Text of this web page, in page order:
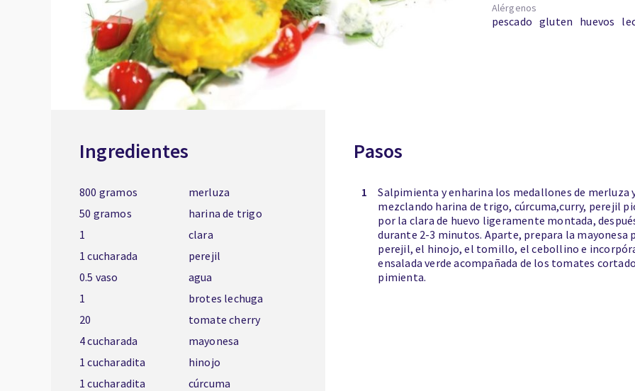
Alérgenos
pescado gluten huevos
Ingredientes
800 gramos
merluza
50 gramos
harina de trigo
1
clara
1 cucharada
perejil
0.5 vaso
agua
1
brotes lechuga
20
tomate cherry
4 cucharada
mayonesa
1 cucharadita
hinojo
1 cucharadita
cúrcuma
Pasos
1
Salpimienta y enharina los medallones de merluza
mezclando harina de trigo, cúrcuma,curry, perejil
por la clara de huevo ligeramente montada,
durante 2-3 minutos. Aparte, prepara la
perejil, el hinojo, el tomillo, el cebollino e
ensalada verde acompañada de los tomates
pimienta.